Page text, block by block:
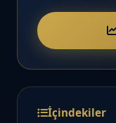
İçindekiler